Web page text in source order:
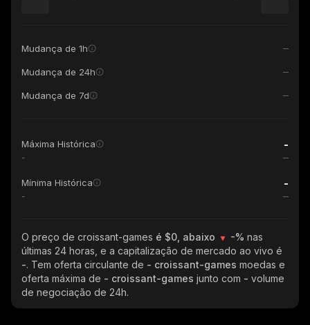
Mudança de 1h
Mudança de 24h
Mudança de 7d
Máxima Histórica -
-
Mínima Histórica -
-
O preço de croissant-games é $0, abaixo -% nas
últimas 24 horas, e a capitalização de mercado ao vivo é
-. Tem oferta circulante de - croissant-games moedas e
oferta máxima de - croissant-games junto com - volume
de negociação de 24h.